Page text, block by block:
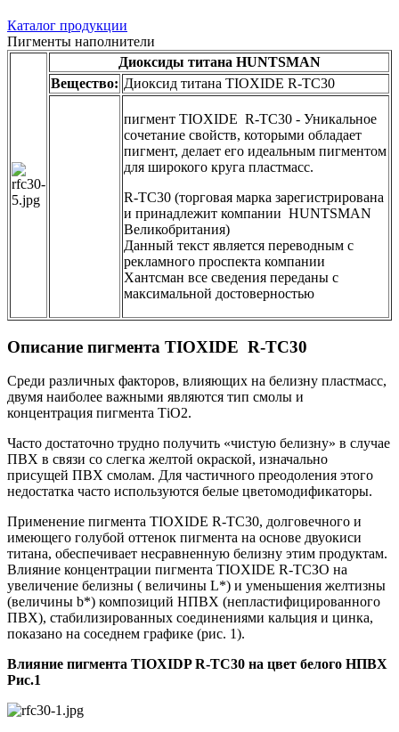
Каталог продукции
Пигменты наполнители
Диоксиды титана HUNTSMAN
Вещество: Диоксид титана TIOXIDE R-TC30
пигмент TIOXIDE R-TC30 - Уникальное
сочетание свойств, которыми обладает
пигмент, делает его идеальным пигментом
для широкого круга пластмасс.
R-TC30 (торговая марка зарегистрирована
и принадлежит компании HUNTSMAN
Великобритания)
Данный текст является переводным с
рекламного проспекта компании
Хантсман все сведения переданы с
максимальной достоверностью
Описание пигмента TIOXIDE R-TC30
Среди различных факторов, влияющих на белизну пластмасс,
двумя наиболее важными являются тип смолы и
концентрация пигмента ТiO2.
Часто достаточно трудно получить «чистую белизну» в случае
ПВХ в связи со слегка желтой окраской, изначально
присущей ПВХ смолам. Для частичного преодоления этого
недостатка часто используются белые цветомодификаторы.
Применение пигмента TIOXIDE R-TC30, долговечного и
имеющего голубой оттенок пигмента на основе двуокиси
титана, обеспечивает несравненную белизну этим продуктам.
Влияние концентрации пигмента TIOXIDE R-ТСЗО на
увеличение белизны ( величины L*) и уменьшения желтизны
(величины b*) композиций НПВХ (непластифицированного
ПВХ), стабилизированных соединениями кальция и цинка,
показано на соседнем графике (рис. 1).
Влияние пигмента TIOXIDP R-TC30 на цвет белого НПВХ
Рис.1